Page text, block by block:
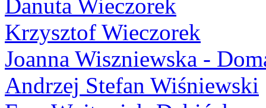
Danuta Wieczorek
Krzysztof Wieczorek
Joanna Wiszniewska -
Andrzej Stefan Wiśniewski